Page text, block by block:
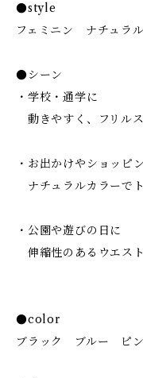
●style
フェミニン ナチュラル
●シーン
・学校・通学に
動きやすく、フリル
・お出かけやショッピ
ナチュラルカラーで
・公園や遊びの日に
伸縮性のあるウエス
●color
ブラック ブルー ピ